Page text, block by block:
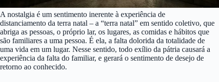
A nostalgia é um sentimento inerente à experiência de
distanciamento da terra natal – a “terra natal” em sentido coletivo, que
abriga as pessoas, o próprio lar, os lugares, as comidas e hábitos que
são familiares a uma pessoa. É ela, a falta dolorida da totalidade de
uma vida em um lugar. Nesse sentido, todo exílio da pátria causará a
experiência da falta do familiar, e gerará o sentimento de desejo de
retorno ao conhecido.